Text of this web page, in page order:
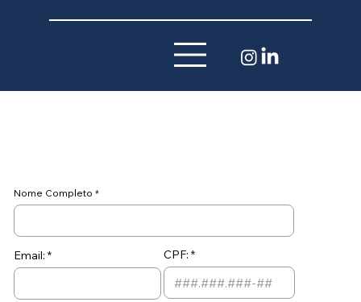
Nome Completo
Email: CPF: